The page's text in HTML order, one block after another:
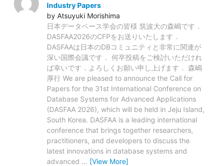
Industry Papers
by Atsuyuki Morishima
日本データベース学会の皆様 筑波大の森嶋です．
DASFAA2026のCFPをお送りいたします．
DASFAAは日本のDBコミュニティと非常に関連が
深い国際会議です． 何卒投稿をご検討いただけれ
ば幸いです．よろしくお願い申し上げます． 森嶋
厚行 We are pleased to announce the Call for
Papers for the 31st International Conference on
Database Systems for Advanced Applications
(DASFAA 2026), which will be held in Jeju Island,
South Korea. DASFAA is a leading international
conference that brings together researchers,
practitioners, and developers to discuss the
latest innovations in database systems and
advanced … [View More]